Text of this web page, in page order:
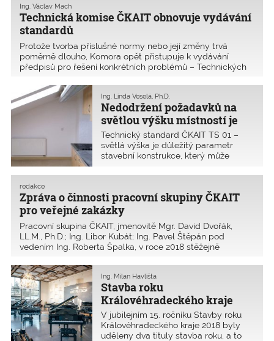
navrhováním ocelových, betonových a
zděných konstrukcí a zakládáním
Technická komise ČKAIT obnovuje vydávání
standardů
Ing. Václav Mach
Protože tvorba příslušné normy nebo její změny trvá
poměrně dlouho, Komora opět přistupuje k vydávání
předpisů pro řešení konkrétních problémů – Technických
doporučené. Na základě zkušeností s používáním
technického standardu může být následně upravena
i technická norma nebo právní předpis.
Nedodržení požadavků na
světlou výšku místností je
častý a vážný problém
Ing. Linda Veselá, Ph.D.
Technický standard ČKAIT TS 01 –
světlá výška je důležitý parametr
stavební konstrukce, který může
Požadavky na minimální světlé výšky
nebo technickými normami. Tento
standard TS 01/2018 je k dispozici na
PROFESIS (link je na konci článku).
Zpráva o činnosti pracovní skupiny ČKAIT
pro veřejné zakázky
redakce
Pracovní skupina ČKAIT, jmenovitě Mgr. David Dvořák,
LL.M., Ph.D.; Ing. Libor Kubát; Ing. Pavel Štěpán pod
vedením Ing. Roberta Špalka, v roce 2018 stěžejně
materiálu Výzva k podání nabídek a zadávací
dokumentace pro veřejnou zakázku malého rozsahu
zadávanou mimo zadávací řízení (tj. mimo režim zákona č.
134/2016 Sb., o zadávání veřejných zakázek).
Stavba roku
Královéhradeckého kraje
2018
Ing. Milan Havlišta
V jubilejním 15. ročníku Stavby roku
Královéhradeckého kraje 2018 byly
uděleny dva tituly stavba roku, a to